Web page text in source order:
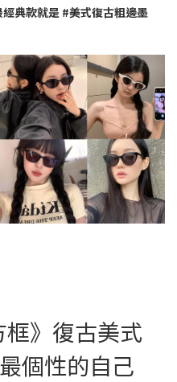
典款就是 #美式復古粗邊墨
框》復古美式
個性的自己